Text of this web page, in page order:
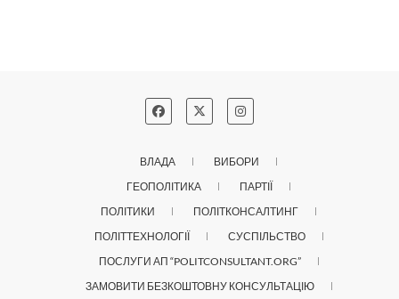
ВЛАДА
ВИБОРИ
ГЕОПОЛІТИКА
ПАРТІЇ
ПОЛІТИКИ
ПОЛІТКОНСАЛТИНГ
ПОЛІТТЕХНОЛОГІЇ
СУСПІЛЬСТВО
ПОСЛУГИ АП “POLITCONSULTANT.ORG”
ЗАМОВИТИ БЕЗКОШТОВНУ КОНСУЛЬТАЦІЮ